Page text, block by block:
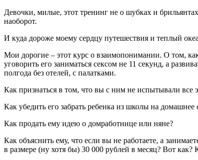
Девочки, милые, этот тренинг не о шубках и
наоборот.
И куда дороже моему сердцу путешествия и теплый
Мои дорогие – этот курс о взаимопонимании. О том,
уговорить его заниматься сексом не 11 секунд, а
полгода без отелей, с палатками.
Как признаться в том, что вы с ним не испытывали все
Как убедить его забрать ребенка из школы на
Как продать ему идею о домработнице или няне?
Как объяснить ему, что если вы не работаете, а
в размере (ну хотя бы) 30 000 рублей в месяц? Вот как?